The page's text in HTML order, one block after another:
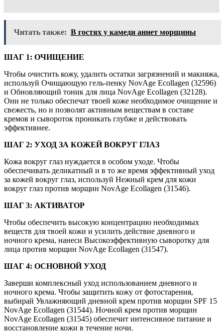
Читать также: В гостях у камеди аннет морщины
ШАГ 1: ОЧИЩЕНИЕ
Чтобы очистить кожу, удалить остатки загрязнений и макияжа,
используй Очищающую гель-пенку NovAge Ecollagen (32596)
и Обновляющий тоник для лица NovAge Ecollagen (32128).
Они не только обеспечат твоей коже необходимое очищение и
свежесть, но и позволят активным веществам в составе
кремов и сывороток проникать глубже и действовать
эффективнее.
ШАГ 2: УХОД ЗА КОЖЕЙ ВОКРУГ ГЛАЗ
Кожа вокруг глаз нуждается в особом уходе. Чтобы
обеспечивать деликатный и в то же время эффективный уход
за кожей вокруг глаз, используй Нежный крем для кожи
вокруг глаз против морщин NovAge Ecollagen (31546).
ШАГ 3: АКТИВАТОР
Чтобы обеспечить высокую концентрацию необходимых
веществ для твоей кожи и усилить действие дневного и
ночного крема, нанеси Высокоэффективную сыворотку для
лица против морщин NovAge Ecollagen (31547).
ШАГ 4: ОСНОВНОЙ УХОД
Заверши комплексный уход использованием дневного и
ночного крема. Чтобы защитить кожу от фотостарения,
выбирай Увлажняющий дневной крем против морщин SPF 15
NovAge Ecollagen (31544). Ночной крем против морщин
NovAge Ecollagen (31545) обеспечит интенсивное питание и
восстановление кожи в течение ночи.